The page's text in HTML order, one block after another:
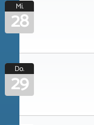
Mi.
28
Do.
29